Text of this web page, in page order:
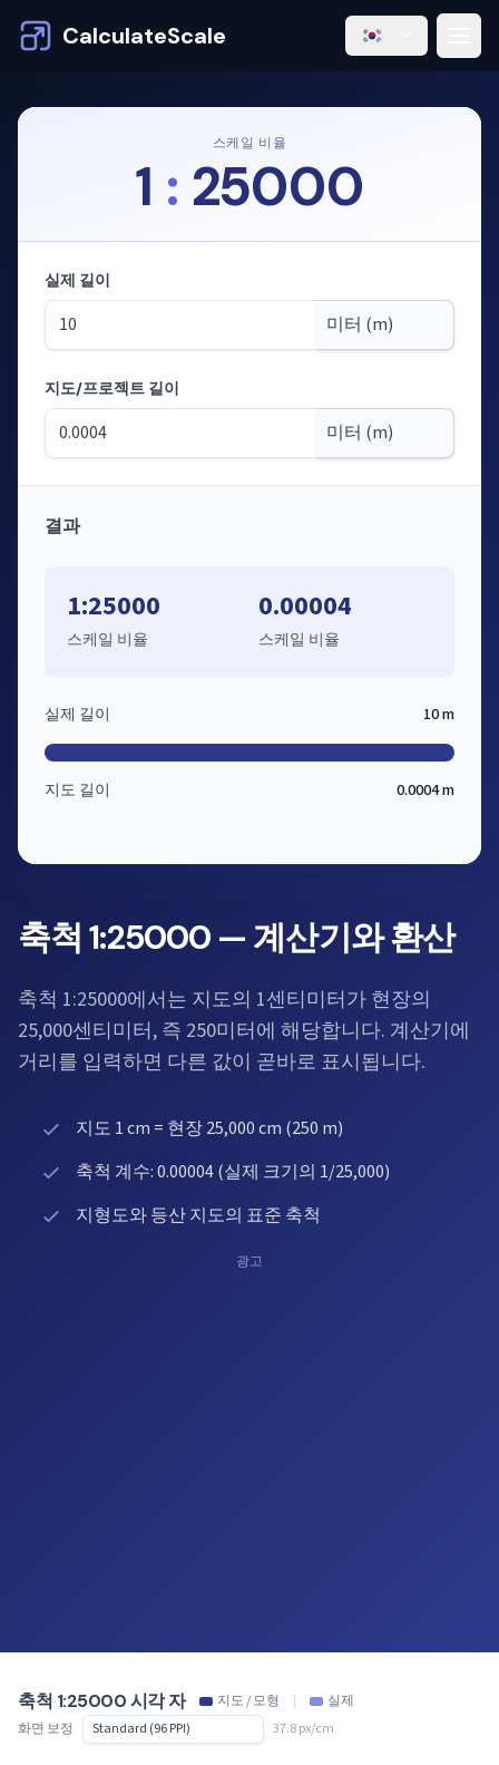
CalculateScale
축척 1:25000 — 계산기와 환산
축척 1:25000에서는 지도의 1센티미터가 현장의
25,000센티미터, 즉 250미터에 해당합니다. 계산기에
거리를 입력하면 다른 값이 곧바로 표시됩니다.
지도 1 cm = 현장 25,000 cm (250 m)
축척 계수: 0.00004 (실제 크기의 1/25,000)
지형도와 등산 지도의 표준 축척
스케일 비율
1 : 25000
모드: 축척으로 길이 계산
실제 길이
지도/프로젝트 길이
결과
1:25000
스케일 비율
0.00004
스케일 비율
실제 길이 10 m
지도 길이 0.0004 m
광고
축척 1:25000 시각 자 지도 / 모형 |
실제
화면 보정
37.8 px/cm